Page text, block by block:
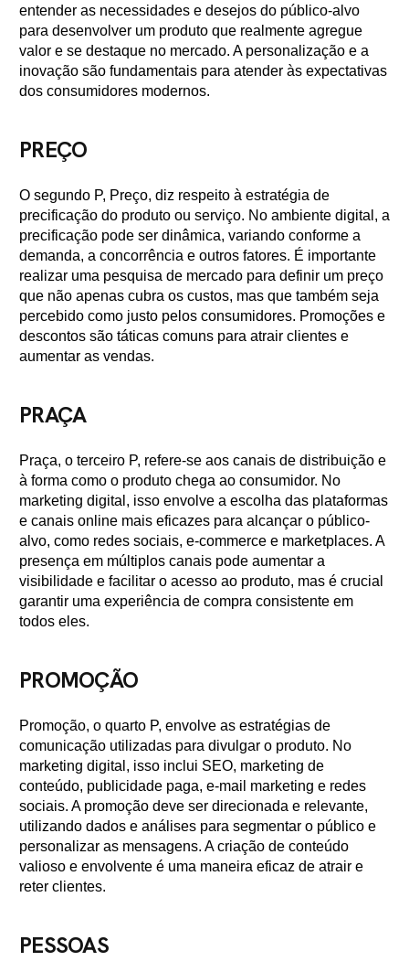
entender as necessidades e desejos do público-alvo
para desenvolver um produto que realmente agregue
valor e se destaque no mercado. A personalização e a
inovação são fundamentais para atender às expectativas
dos consumidores modernos.
PREÇO
O segundo P, Preço, diz respeito à estratégia de
precificação do produto ou serviço. No ambiente digital, a
precificação pode ser dinâmica, variando conforme a
demanda, a concorrência e outros fatores. É importante
realizar uma pesquisa de mercado para definir um preço
que não apenas cubra os custos, mas que também seja
percebido como justo pelos consumidores. Promoções e
descontos são táticas comuns para atrair clientes e
aumentar as vendas.
PRAÇA
Praça, o terceiro P, refere-se aos canais de distribuição e
à forma como o produto chega ao consumidor. No
marketing digital, isso envolve a escolha das plataformas
e canais online mais eficazes para alcançar o público-
alvo, como redes sociais, e-commerce e marketplaces. A
presença em múltiplos canais pode aumentar a
visibilidade e facilitar o acesso ao produto, mas é crucial
garantir uma experiência de compra consistente em
todos eles.
PROMOÇÃO
Promoção, o quarto P, envolve as estratégias de
comunicação utilizadas para divulgar o produto. No
marketing digital, isso inclui SEO, marketing de
conteúdo, publicidade paga, e-mail marketing e redes
sociais. A promoção deve ser direcionada e relevante,
utilizando dados e análises para segmentar o público e
personalizar as mensagens. A criação de conteúdo
valioso e envolvente é uma maneira eficaz de atrair e
reter clientes.
PESSOAS